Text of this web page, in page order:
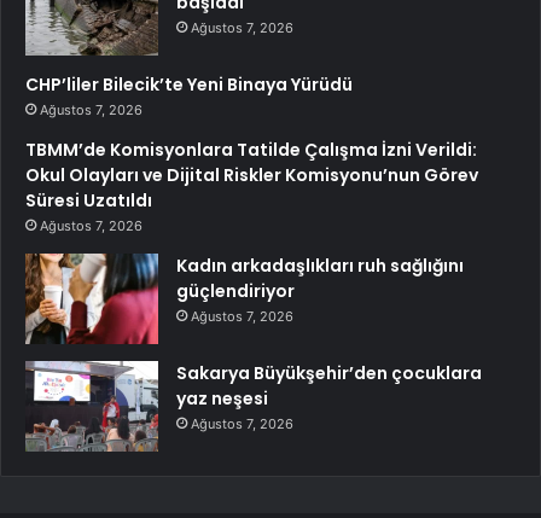
Ağustos 7, 2026
CHP’liler Bilecik’te Yeni Binaya Yürüdü
Ağustos 7, 2026
TBMM’de Komisyonlara Tatilde Çalışma İzni Verildi:
Okul Olayları ve Dijital Riskler Komisyonu’nun Görev
Süresi Uzatıldı
Ağustos 7, 2026
Kadın arkadaşlıkları ruh sağlığını
güçlendiriyor
Ağustos 7, 2026
Sakarya Büyükşehir’den çocuklara
yaz neşesi
Ağustos 7, 2026